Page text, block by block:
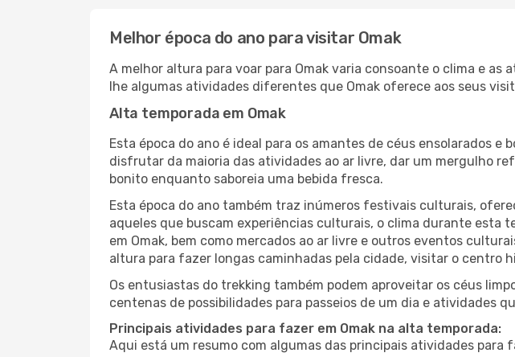
Melhor época do ano para visitar Omak
A melhor altura para voar para Omak varia consoante o clima e
lhe algumas atividades diferentes que Omak oferece aos seus
Alta temporada em Omak
Esta época do ano é ideal para os amantes de céus ensolarados
disfrutar da maioria das atividades ao ar livre, dar um mergulho
bonito enquanto saboreia uma bebida fresca.
Esta época do ano também traz inúmeros festivais culturais,
aqueles que buscam experiências culturais, o clima durante esta
em Omak, bem como mercados ao ar livre e outros eventos
altura para fazer longas caminhadas pela cidade, visitar o centro
Os entusiastas do trekking também podem aproveitar os céus
centenas de possibilidades para passeios de um dia e atividades
Principais atividades para fazer em Omak na alta temporada:
Aqui está um resumo com algumas das principais atividades para